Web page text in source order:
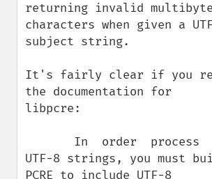
returning invalid multibyte
characters when given a
subject string.
It's fairly clear if you
the documentation for
libpcre:
UTF-8 strings, you must
PCRE to include UTF-8